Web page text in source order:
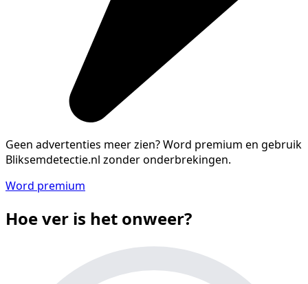
Geen advertenties meer zien?Word premium en gebruik
Bliksemdetectie.nl zonder onderbrekingen.
Word premium
Hoe ver is het onweer?